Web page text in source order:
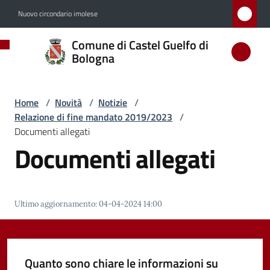
Nuovo circondario imolese
Comune di Castel Guelfo di
Bologna
Comune
di
Guelfo
di
Bologna
Novità
Servizi
Home / Novità / Notizie /
Relazione di fine mandato 2019/2023 /
Documenti allegati
Documenti allegati
Ultimo aggiornamento:04-04-2024 14:00
Quanto sono chiare le informazioni su